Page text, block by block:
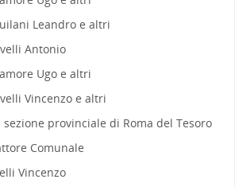
Leandro e altri
Antonio
Ugo e altri
Vincenzo e altri
sezione provinciale di Roma del Tesoro
Comunale
Vincenzo